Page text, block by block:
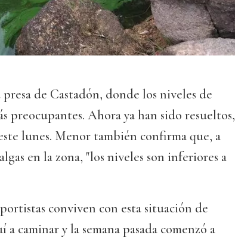
presa de Castadón, donde los niveles de
preocupantes. Ahora ya han sido resueltos,
lunes. Menor también confirma que, a
en la zona, "los niveles son inferiores a
conviven con esta situación de
caminar y la semana pasada comenzó a